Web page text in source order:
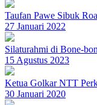
Taufan Pawe Sibuk
27 Januari 2022
Silaturahmi di Bone-
15 Agustus 2023
Ketua Golkar NTT
30 Januari 2020